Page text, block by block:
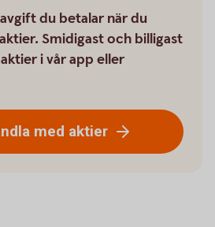
du betalar när du
Smidigast och billigast
i vår app eller
med aktier